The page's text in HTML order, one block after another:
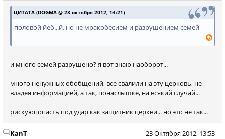
ЦИТАТА (DOGMA @ 23 октября 2012, 14:21)
половой йеб...й, но не мракобесием и разрушением семей
и много семей разрушено? я вот знаю наоборот...
много ненужных обобщений, все свалили на эту церковь, не
владея информацией, а так, понаслышке, на всякий случай...
рискуюпопасть под удар как защитник церкви... но это не так...
23 Октября 2012, 13:53
KanT